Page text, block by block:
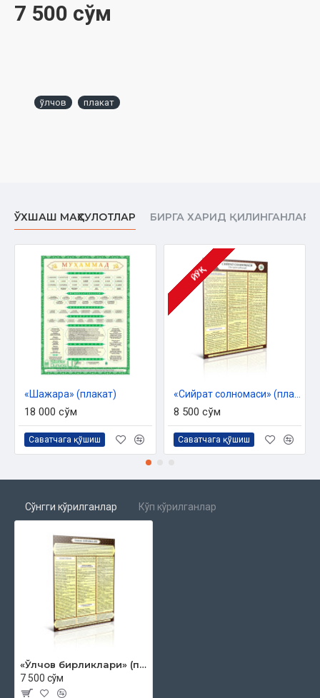
7 500 сўм
ўлчов плакат
ЎХШАШ МАҲСУЛОТЛАР БИРГА ХАРИД ҚИЛИНГАНЛАР
«Шажара» (плакат)
18 000 сўм
Саватчага қўшиш
ЙЎҚ
8 500 сўм
Саватчага қўшиш
Сўнгги кўрилганлар Кўп кўрилганлар
«Ўлчов бирликлари» (плакат)
7 500 сўм